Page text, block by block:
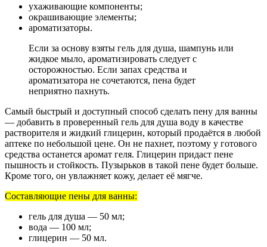
ухаживающие компоненты;
окрашивающие элементы;
ароматизаторы.
Если за основу взяты гель для душа, шампунь или
жидкое мыло, ароматизировать следует с
осторожностью. Если запах средства и
ароматизатора не сочетаются, пена будет
неприятно пахнуть.
Самый быстрый и доступный способ сделать пену для ванны
— добавить в проверенный гель для душа воду в качестве
растворителя и жидкий глицерин, который продаётся в любой
аптеке по небольшой цене. Он не пахнет, поэтому у готового
средства останется аромат геля. Глицерин придаст пене
пышность и стойкость. Пузырьков в такой пене будет больше.
Кроме того, он увлажняет кожу, делает её мягче.
Составляющие пены для ванны:
гель для душа — 50 мл;
вода — 100 мл;
глицерин — 50 мл.